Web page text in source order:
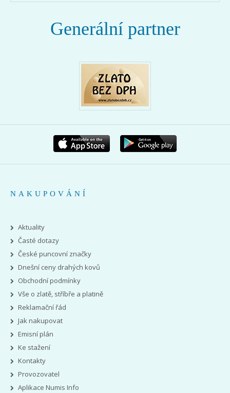
Generální partner
NAKUPOVÁNÍ
Aktuality
Časté dotazy
České puncovní značky
Dnešní ceny drahých kovů
Obchodní podmínky
Vše o zlatě, stříbře a platině
Reklamační řád
Jak nakupovat
Emisní plán
Ke stažení
Kontakty
Provozovatel
Aplikace Numis Info